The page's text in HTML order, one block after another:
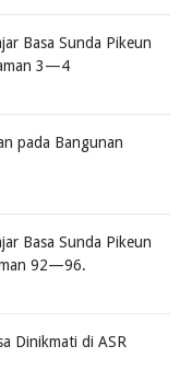
Basa Sunda Pikeun
3—4
pada Bangunan
Basa Sunda Pikeun
92—96.
Dinikmati di ASR